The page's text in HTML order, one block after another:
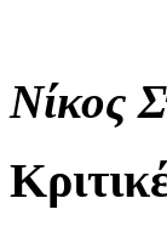
Νίκος